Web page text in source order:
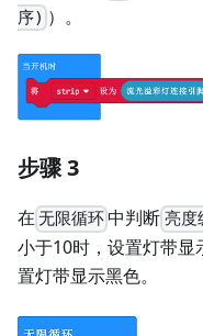
序) ）。
步骤 3
在 无限循环中判断 亮度
小于10时，设置灯带
置灯带显示黑色。